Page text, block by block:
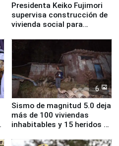
Presidenta Keiko Fujimori
supervisa construcción de
vivienda social para
6
Sismo de magnitud 5.0 deja
más de 100 viviendas
inhabitables y 15 heridos en